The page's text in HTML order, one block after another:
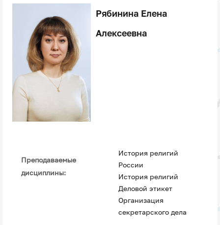
Рябинина Елена
Алексеевна
Преподаваемые
дисциплины:
История религий
России
История религий
Деловой этикет
Организация
секретарского дела